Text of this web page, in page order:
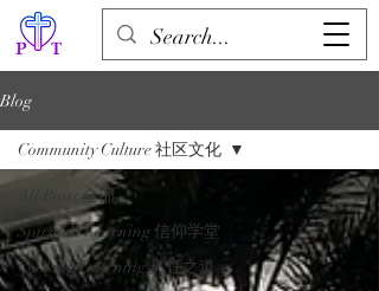
Blog
All Posts 全部
Spiritual Learning 信仰学堂
Cooking Learning 烹饪之道
Community Culture 社区文化